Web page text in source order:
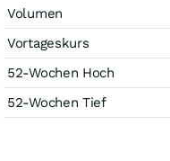
Volumen
Vortageskurs
52-Wochen Hoch
52-Wochen Tief